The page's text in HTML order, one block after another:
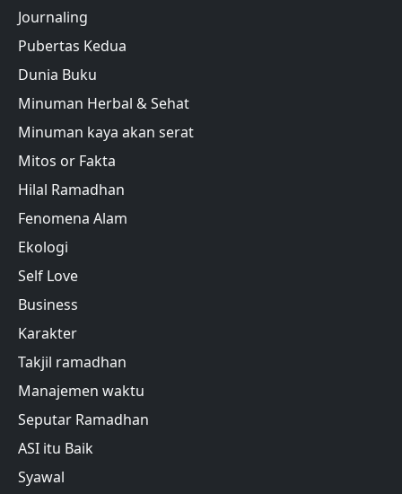
Journaling
Pubertas Kedua
Dunia Buku
Minuman Herbal & Sehat
Minuman kaya akan serat
Mitos or Fakta
Hilal Ramadhan
Fenomena Alam
Ekologi
Self Love
Business
Karakter
Takjil ramadhan
Manajemen waktu
Seputar Ramadhan
ASI itu Baik
Syawal